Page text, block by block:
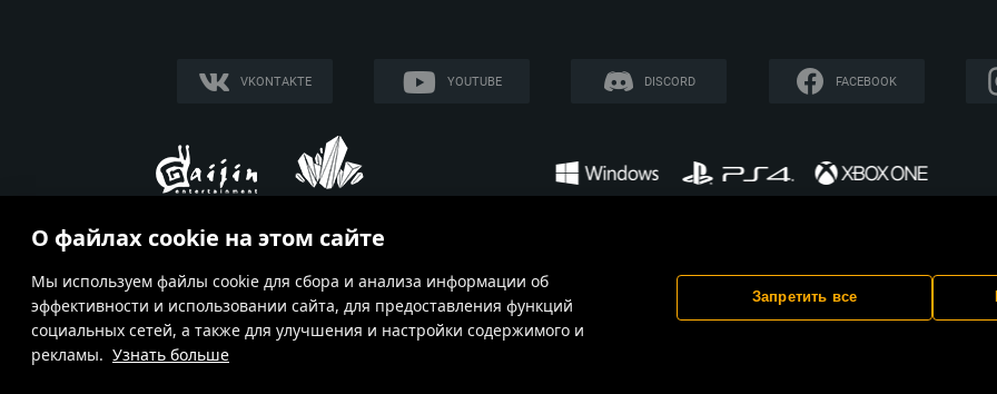
О файлах cookie на этом сайте
Мы используем файлы cookie для сбора и анализа информации об
эффективности и использовании сайта, для предоставления функций
социальных сетей, а также для улучшения и настройки содержимого и
рекламы. Узнать больше
Запретить все
VKONTAKTE YOUTUBE DISCORD FACEBOOK
Условия использования Условия предоставления сервисов Политика
© 2015—2026 Gaijin Games Kft. Разработано Targem Games. Все товарные знаки, наименования и логотипы принадлежат их соответствующим
Ни один производитель оружия, техники или снаряжения не имеет отношения к этой игре и не является её спонсором либо рекламодателем.